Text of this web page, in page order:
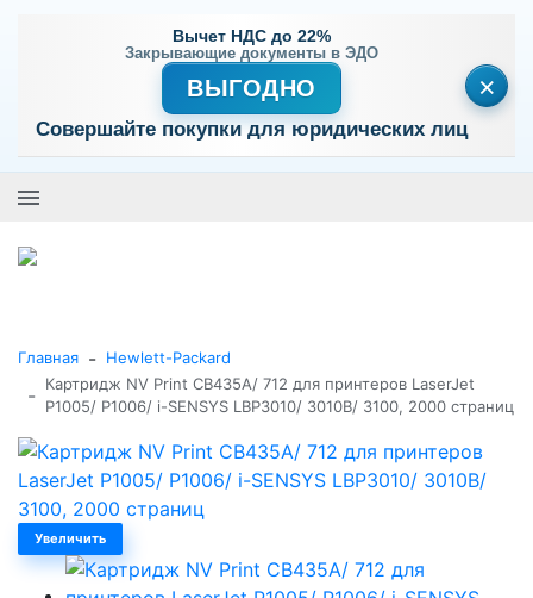
Вычет НДС до 22%
Закрывающие документы в ЭДО
ВЫГОДНО
Совершайте покупки для юридических лиц
×
Главная - Hewlett-Packard
-
Картридж NV Print CB435A/ 712 для принтеров LaserJet
P1005/ P1006/ i-SENSYS LBP3010/ 3010B/ 3100, 2000 страниц
Увеличить